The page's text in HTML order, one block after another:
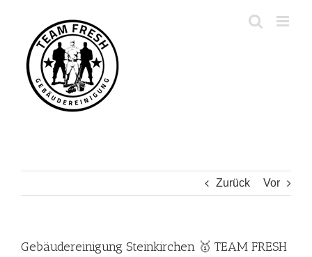
springen
Zurück Vor
Gebäudereinigung Steinkirchen 🥇 TEAM FRESH